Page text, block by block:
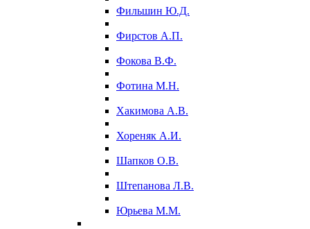
Фильшин Ю.Д.
Фирстов А.П.
Фокова В.Ф.
Фотина М.Н.
Хакимова А.В.
Хореняк А.И.
Шапков О.В.
Штепанова Л.В.
Юрьева М.М.